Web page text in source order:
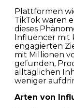
Plattformen
TikTok waren
dieses
Influencer mit
engagierten
mit Millionen
gefunden,
alltäglichen
weniger
Arten von